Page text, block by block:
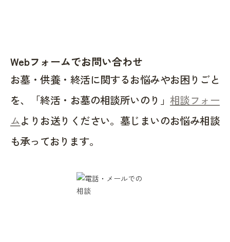
Webフォームでお問い合わせ
お墓・供養・終活に関するお悩みやお困りごと
を、「終活・お墓の相談所いのり」相談フォー
ムよりお送りください。墓じまいのお悩み相談
も承っております。